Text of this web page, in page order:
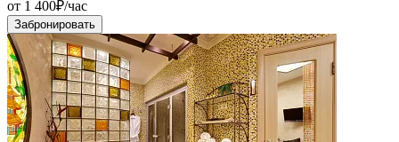
от 1 400₽/час
Забронировать